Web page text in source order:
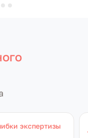
экспертизы